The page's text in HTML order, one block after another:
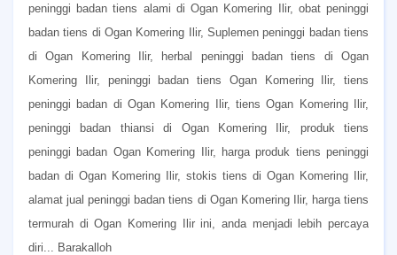
peninggi badan tiens alami di Ogan Komering Ilir, obat peninggi
badan tiens di Ogan Komering Ilir, Suplemen peninggi badan tiens
di Ogan Komering Ilir, herbal peninggi badan tiens di Ogan
Komering Ilir, peninggi badan tiens Ogan Komering Ilir, tiens
peninggi badan di Ogan Komering Ilir, tiens Ogan Komering Ilir,
peninggi badan thiansi di Ogan Komering Ilir, produk tiens
peninggi badan Ogan Komering Ilir, harga produk tiens peninggi
badan di Ogan Komering Ilir, stokis tiens di Ogan Komering Ilir,
alamat jual peninggi badan tiens di Ogan Komering Ilir, harga tiens
termurah di Ogan Komering Ilir ini, anda menjadi lebih percaya
diri... Barakalloh